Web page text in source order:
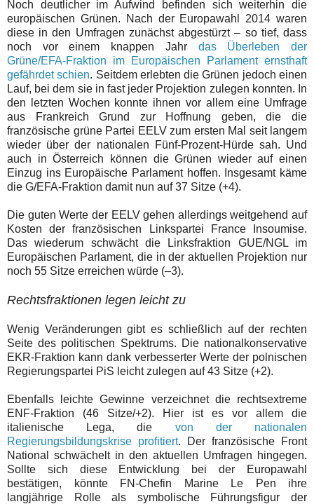
Noch deutlicher im Aufwind befinden sich weiterhin die
europäischen Grünen. Nach der Europawahl 2014 waren
diese in den Umfragen zunächst abgestürzt – so tief, dass
noch vor einem knappen Jahr das Überleben der
Grüne/EFA-Fraktion im Europäischen Parlament ernsthaft
gefährdet schien. Seitdem erlebten die Grünen jedoch einen
Lauf, bei dem sie in fast jeder Projektion zulegen konnten. In
den letzten Wochen konnte ihnen vor allem eine Umfrage
aus Frankreich Grund zur Hoffnung geben, die die
französische grüne Partei EELV zum ersten Mal seit langem
wieder über der nationalen Fünf-Prozent-Hürde sah. Und
auch in Österreich können die Grünen wieder auf einen
Einzug ins Europäische Parlament hoffen. Insgesamt käme
die G/EFA-Fraktion damit nun auf 37 Sitze (+4).
Die guten Werte der EELV gehen allerdings weitgehend auf
Kosten der französischen Linkspartei France Insoumise.
Das wiederum schwächt die Linksfraktion GUE/NGL im
Europäischen Parlament, die in der aktuellen Projektion nur
noch 55 Sitze erreichen würde (–3).
Rechtsfraktionen legen leicht zu
Wenig Veränderungen gibt es schließlich auf der rechten
Seite des politischen Spektrums. Die nationalkonservative
EKR-Fraktion kann dank verbesserter Werte der polnischen
Regierungspartei PiS leicht zulegen auf 43 Sitze (+2).
Ebenfalls leichte Gewinne verzeichnet die rechtsextreme
ENF-Fraktion (46 Sitze/+2). Hier ist es vor allem die
italienische Lega, die von der nationalen
Regierungsbildungskrise profitiert. Der französische Front
National schwächelt in den aktuellen Umfragen hingegen.
Sollte sich diese Entwicklung bei der Europawahl
bestätigen, könnte FN-Chefin Marine Le Pen ihre
langjährige Rolle als symbolische Führungsfigur der